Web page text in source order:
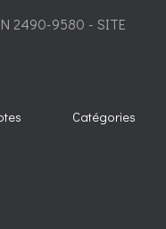
2490-9580 - SITE
Catégories